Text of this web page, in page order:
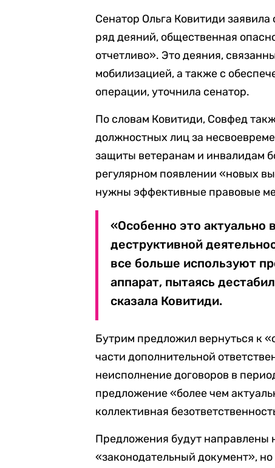
Сенатор Ольга Ковитиди
ряд деяний, общественная
отчетливо». Это деяния,
мобилизацией, а также с
операции, уточнила сенатор.
По словам Ковитиди, Совфед
должностных лиц за
защиты ветеранам и инвалидам
регулярном появлении «новых
нужны эффективные правовые
«Особенно это актуально
деструктивной
все больше используют
аппарат, пытаясь
сказала Ковитиди.
Бутрим предложил вернуться к
части дополнительной
неисполнение договоров в
предложение «более чем
коллективная
Предложения будут направлены
«законодательный документ»,